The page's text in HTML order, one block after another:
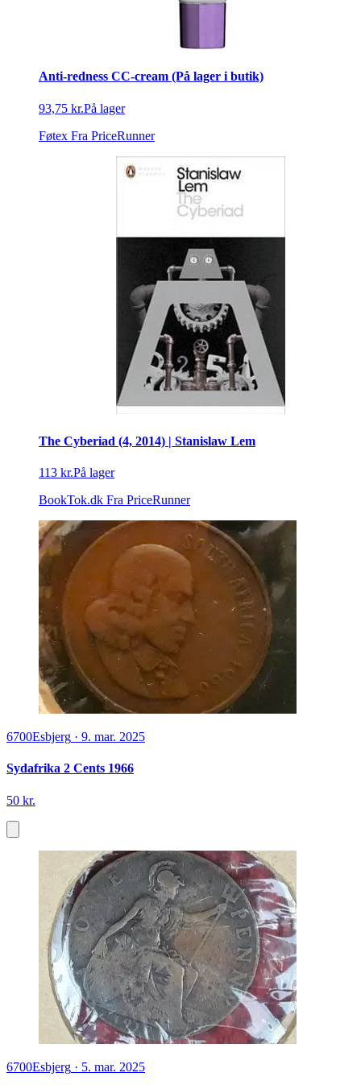
Anti-redness CC-cream (På lager i butik)
93,75 kr.På lager
Føtex Fra PriceRunner
The Cyberiad (4, 2014) | Stanislaw Lem
113 kr.På lager
BookTok.dk Fra PriceRunner
6700Esbjerg · 9. mar. 2025
Sydafrika 2 Cents 1966
50 kr.
6700Esbjerg · 5. mar. 2025